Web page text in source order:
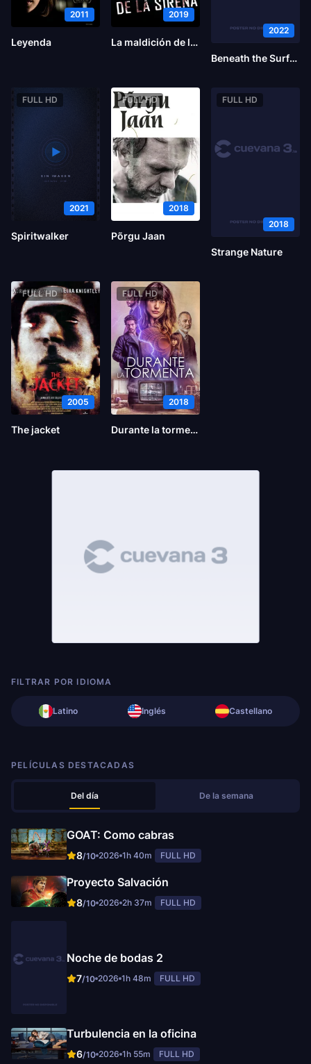
2011
Leyenda
2019
La maldición de la sirena
2022
Beneath the Surface
FULL HD
2021
Spiritwalker
FULL HD
2018
Põrgu Jaan
FULL HD
2018
Strange Nature
FULL HD
2005
The jacket
FULL HD
2018
Durante la tormenta
FILTRAR POR IDIOMA
Latino Inglés Castellano
PELÍCULAS DESTACADAS
Del día De la semana
GOAT: Como cabras
8/10 2026 1h 40m FULL HD
Proyecto Salvación
8/10 2026 2h 37m FULL HD
Noche de bodas 2
7/10 2026 1h 48m FULL HD
Turbulencia en la oficina
6/10 2026 1h 55m FULL HD